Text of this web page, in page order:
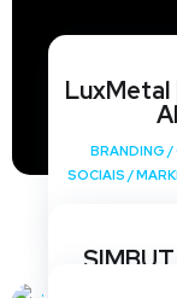
LuxMetal
BRANDING /
SOCIAIS /